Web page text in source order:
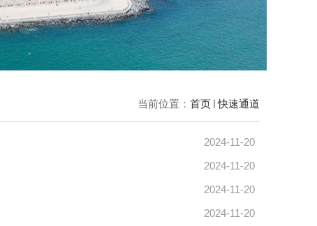
当前位置： 首页 快速通道
2024-11-20
2024-11-20
2024-11-20
2024-11-20